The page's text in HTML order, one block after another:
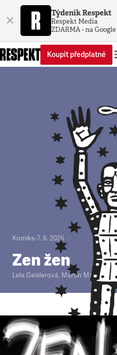
× Týdeník Respekt
Respekt Media
ZDARMA - na
Koupit předplatné
Komiks•7. 6. 2026
Zen žen
Lela Geislerová, Martin Mach